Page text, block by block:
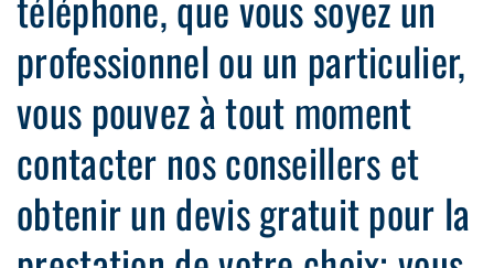
professionnel ou un particulier,
vous pouvez à tout moment
contacter nos conseillers et
obtenir un devis gratuit pour la